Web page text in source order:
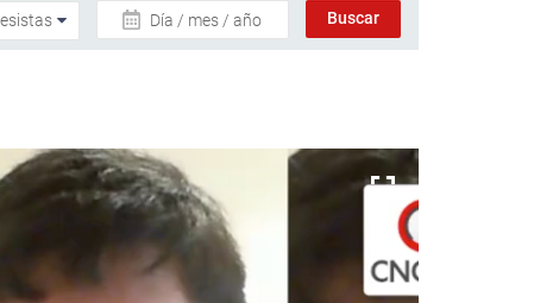
Día / mes / año